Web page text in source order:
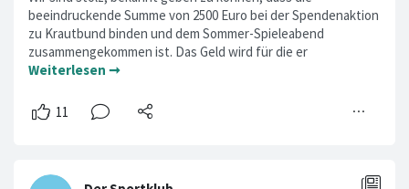
beeindruckende Summe von 2500 Euro bei der Spendenaktion
zu Krautbund binden und dem Sommer-Spieleabend
zusammengekommen ist. Das Geld wird für die er
Weiterlesen ➞